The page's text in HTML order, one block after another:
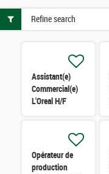
Assistant(e)
Commercial(e)
L'Oreal H/F
Opérateur de
production
Refine search